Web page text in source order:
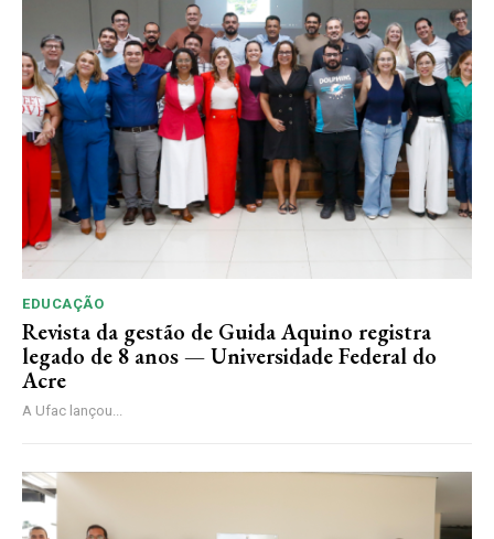
EDUCAÇÃO
Revista da gestão de Guida Aquino registra
legado de 8 anos — Universidade Federal do
Acre
A Ufac lançou...